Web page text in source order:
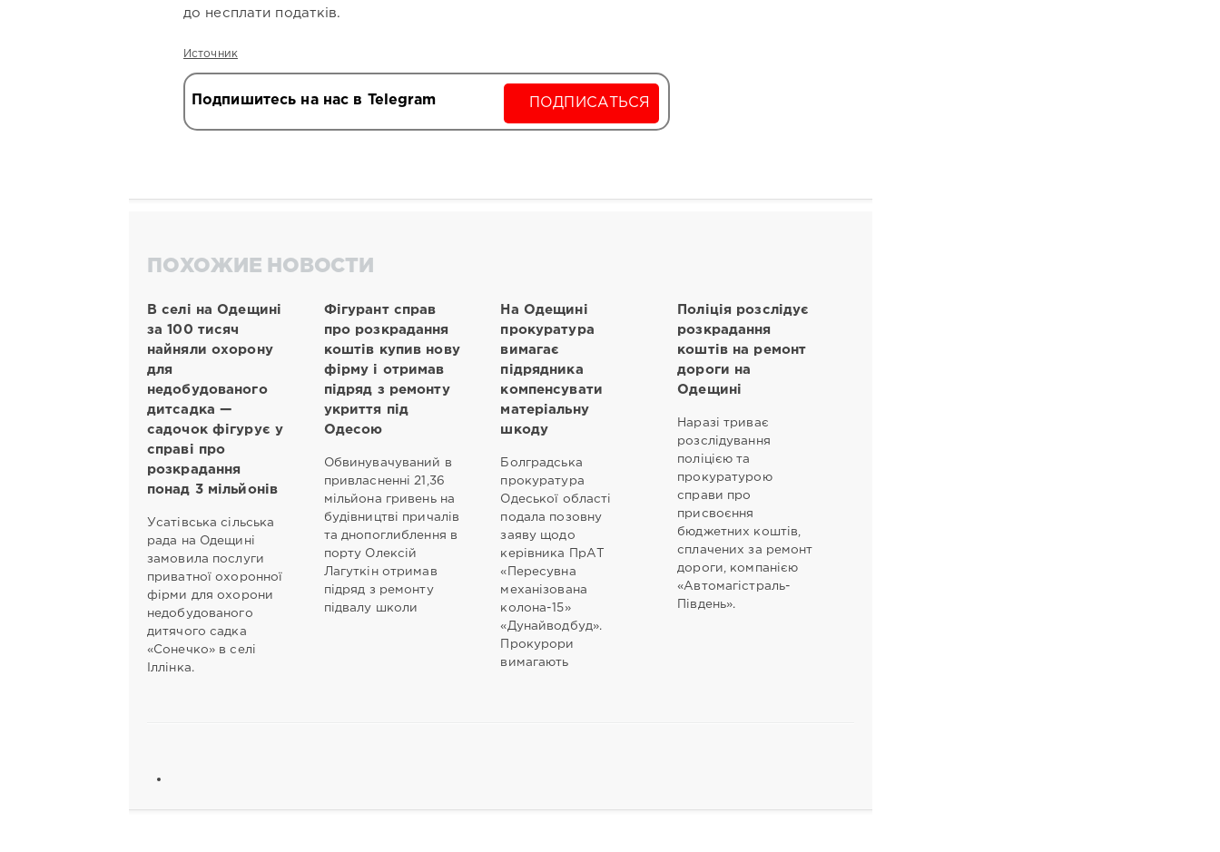
до несплати податків.
Источник
Подпишитесь на нас в Telegram ПОДПИСАТЬСЯ
ПОХОЖИЕ НОВОСТИ
В селі на Одещині
за 100 тисяч
найняли охорону
для
недобудованого
дитсадка —
садочок фігурує у
справі про
розкрадання
понад 3 мільйонів
Усатівська сільська
рада на Одещині
замовила послуги
приватної охоронної
фірми для охорони
недобудованого
дитячого садка
«Сонечко» в селі
Іллінка.
Фігурант справ
про розкрадання
коштів купив нову
фірму і отримав
підряд з ремонту
укриття під
Одесою
Обвинувачуваний в
привласненні 21,36
мільйона гривень на
будівництві причалів
та днопоглиблення в
порту Олексій
Лагуткін отримав
підряд з ремонту
підвалу школи
На Одещині
прокуратура
вимагає
підрядника
компенсувати
матеріальну
шкоду
Болградська
прокуратура
Одеської області
подала позовну
заяву щодо
керівника ПрАТ
«Пересувна
механізована
колона-15»
«Дунайводбуд».
Прокурори
вимагають
Поліція розслідує
розкрадання
коштів на ремонт
дороги на
Одещині
Наразі триває
розслідування
поліцією та
прокуратурою
справи про
присвоєння
бюджетних коштів,
сплачених за ремонт
дороги, компанією
«Автомагістраль-
Південь».